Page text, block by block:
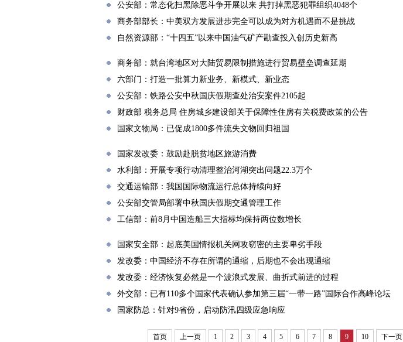
公安部：常态化扫黑除恶斗争开展以来 共打掉黑恶犯罪组织4048个
商务部部长：中美双方发展进步完全可以成为对方机遇而不是挑战
自然资源部：“十四五”以来中国油气矿产勘查投入创历史新高
商务部：就台湾地区对大陆贸易限制措施进行贸易壁垒调查延期
六部门：打造一批算力新业务、新模式、新业态
公安部：铁路公安中秋国庆假期查处治安案件2105起
财政部 税务总局 住房城乡建设部关于保障性住房有关税费政策的公告
国家文物局：已促成1800多件流失文物回归祖国
国家发改委：鼓励赴脱贫地区旅游消费
水利部：开展专项行动清理整治河湖突出问题22.3万个
交通运输部：我国国际物流运行总体持续向好
公安部交管局部署中秋国庆假期交通管理工作
工信部：前8月中国造船三大指标均保持两位数增长
国家安全部：起底美国情报机关网攻窃密的主要卑劣手段
发改委：中国经济不存在所谓的通缩，后期也不会出现通缩
发改委：经济恢复必然是一个波浪式发展、曲折式前进的过程
外交部：已有110多个国家代表确认参加第三届“一带一路”国际合作高峰论坛
国家防总：针对9省份，启动防汛四级应急响应
首页 上一页 1 2 3 4 5 6 7 8 9 10 下一页